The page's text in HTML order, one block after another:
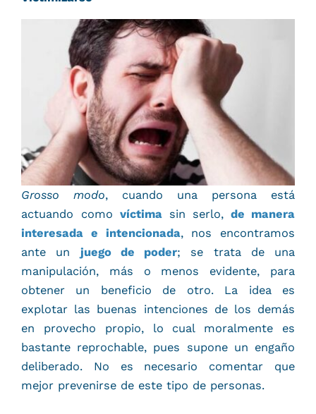
Grosso modo, cuando una persona está
actuando como víctima sin serlo, de manera
interesada e intencionada, nos encontramos
ante un juego de poder; se trata de una
manipulación, más o menos evidente, para
obtener un beneficio de otro. La idea es
explotar las buenas intenciones de los demás
en provecho propio, lo cual moralmente es
bastante reprochable, pues supone un engaño
deliberado. No es necesario comentar que
mejor prevenirse de este tipo de personas.